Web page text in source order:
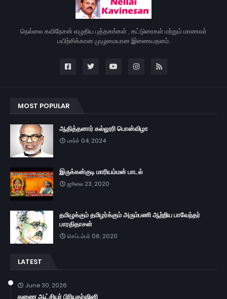
நெல்லை கவிநேசன் எழுதிய புத்தகங்கள் , கட்டுரைகள் மற்றும் மாணவர்
பயிற்சிக்கான முழுமையான இணையதளம்.
MOST POPULAR
ஆதித்தனார் கல்லூரி பொன்விழா
மார்ச் 04, 2024
இருக்கன்குடி மாரியம்மன் பாடல்
ஜூலை 23, 2020
தமிழுக்கும் தமிழர்க்கும் அரும்பணி ஆற்றிய பாவேந்தர்
பாரதிதாசன்
செப்டம்பர் 06, 2020
LATEST
June 30, 2026
துணை ஆட்சியர் பிரியதர்ஷினி